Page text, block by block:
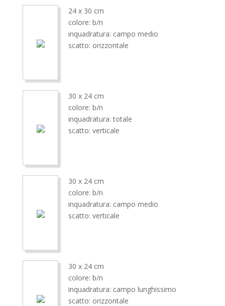
24 x 30 cm
colore: b/n
inquadratura: campo medio
scatto: orizzontale
30 x 24 cm
colore: b/n
inquadratura: totale
scatto: verticale
30 x 24 cm
colore: b/n
inquadratura: campo medio
scatto: verticale
30 x 24 cm
colore: b/n
inquadratura: campo lunghissimo
scatto: orizzontale